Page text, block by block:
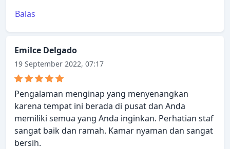
Balas
Emilce Delgado
19 September 2022, 07:17
Pengalaman menginap yang menyenangkan
karena tempat ini berada di pusat dan Anda
memiliki semua yang Anda inginkan. Perhatian staf
sangat baik dan ramah. Kamar nyaman dan sangat
bersih.